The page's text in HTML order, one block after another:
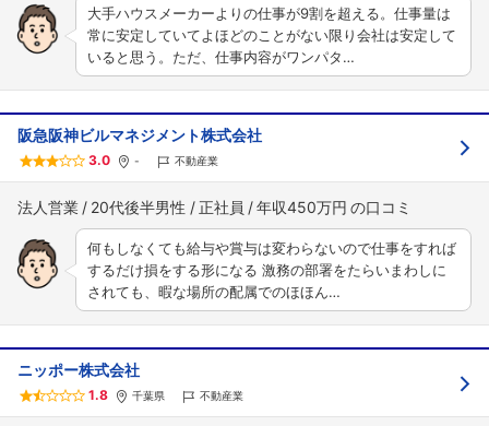
大手ハウスメーカーよりの仕事が9割を超える。仕事量は
常に安定していてよほどのことがない限り会社は安定して
いると思う。ただ、仕事内容がワンパタ…
阪急阪神ビルマネジメント株式会社
3.0 - 不動産業
法人営業 20代後半男性 正社員 年収450万円
何もしなくても給与や賞与は変わらないので仕事をすれば
するだけ損をする形になる 激務の部署をたらいまわしに
されても、暇な場所の配属でのほほん…
ニッポー株式会社
1.8 千葉県 不動産業